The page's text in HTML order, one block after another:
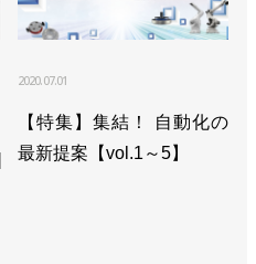
2020.07.01
【特集】集結！ 自動化の
最新提案【vol.1～5】